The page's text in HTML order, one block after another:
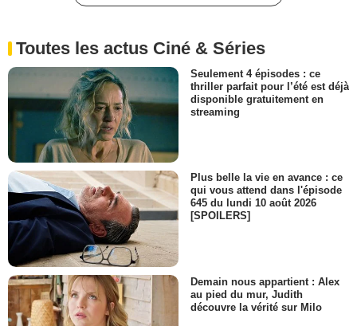
Toutes les actus Ciné & Séries
Seulement 4 épisodes : ce
thriller parfait pour l’été est déjà
disponible gratuitement en
streaming
Plus belle la vie en avance : ce
qui vous attend dans l'épisode
645 du lundi 10 août 2026
[SPOILERS]
Demain nous appartient : Alex
au pied du mur, Judith
découvre la vérité sur Milo